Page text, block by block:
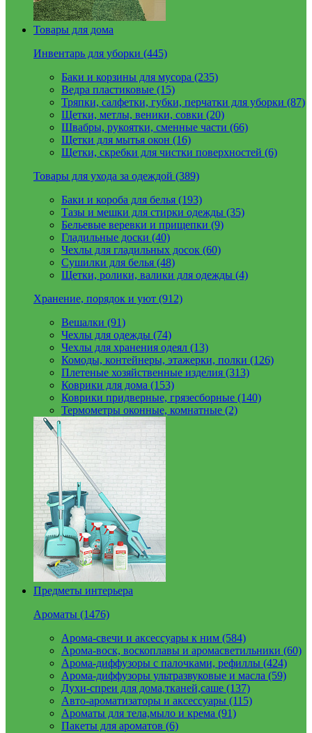
Товары для дома
Инвентарь для уборки (445)
Баки и корзины для мусора (235)
Ведра пластиковые (15)
Тряпки, салфетки, губки, перчатки для уборки (87)
Щетки, метлы, веники, совки (20)
Швабры, рукоятки, сменные части (66)
Щетки для мытья окон (16)
Щетки, скребки для чистки поверхностей (6)
Товары для ухода за одеждой (389)
Баки и короба для белья (193)
Тазы и мешки для стирки одежды (35)
Бельевые веревки и прищепки (9)
Гладильные доски (40)
Чехлы для гладильных досок (60)
Сушилки для белья (48)
Щетки, ролики, валики для одежды (4)
Хранение, порядок и уют (912)
Вешалки (91)
Чехлы для одежды (74)
Чехлы для хранения одеял (13)
Комоды, контейнеры, этажерки, полки (126)
Плетеные хозяйственные изделия (313)
Коврики для дома (153)
Коврики придверные, грязесборные (140)
Термометры оконные, комнатные (2)
Предметы интерьера
Ароматы (1476)
Арома-свечи и аксессуары к ним (584)
Арома-воск, воскоплавы и аромасветильники (60)
Арома-диффузоры с палочками, рефиллы (424)
Арома-диффузоры ультразвуковые и масла (59)
Духи-спреи для дома,тканей,саше (137)
Авто-ароматизаторы и аксессуары (115)
Ароматы для тела,мыло и крема (91)
Пакеты для ароматов (6)